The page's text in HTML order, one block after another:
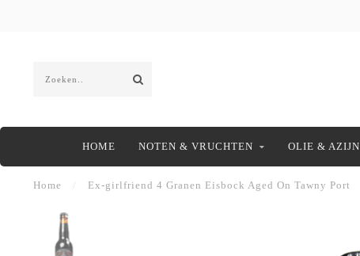
HOME NOTEN & VRUCHTEN OLIE & AZIJN
Home Ex-girlfriend 4 Granen Eisbock Aged On Tawny Port